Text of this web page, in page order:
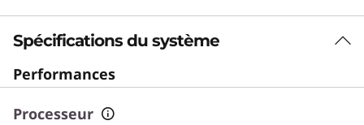
Spécifications du système
Performances
Processeur